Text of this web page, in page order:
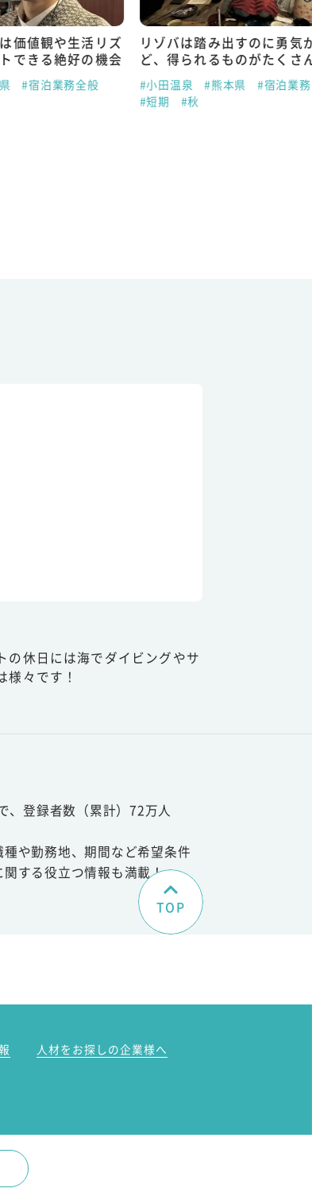
価値観や生活リズ
できる絶好の機会
#宿泊業務全般
リゾバは踏み出すのに勇気
ど、得られるものがたくさ
#小田温泉 #熊本県
#宿泊業
#短期
#秋
の休日には海でダイビングやサ
々です！
、登録者数（累計）72万人
や勤務地、期間など希望条件
する役立つ情報も満載！
TOP
人材をお探しの企業様へ